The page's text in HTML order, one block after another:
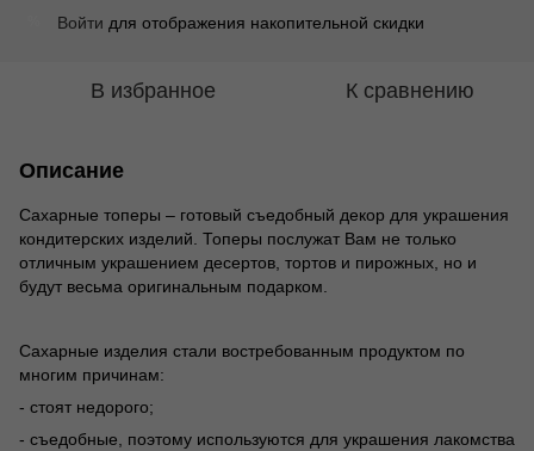
Войти для отображения накопительной скидки
В избранное К сравнению
Описание
Сахарные топеры – готовый съедобный декор для украшения
кондитерских изделий. Топеры послужат Вам не только
отличным украшением десертов, тортов и пирожных, но и
будут весьма оригинальным подарком.
Сахарные изделия стали востребованным продуктом по
многим причинам:
- стоят недорого;
- съедобные, поэтому используются для украшения лакомства